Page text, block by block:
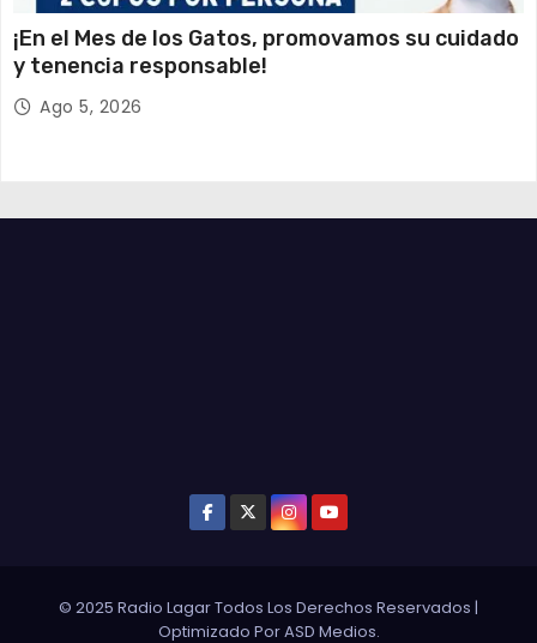
¡En el Mes de los Gatos, promovamos su cuidado
y tenencia responsable!
Ago 5, 2026
© 2025 Radio Lagar Todos Los Derechos Reservados |
Optimizado PorASD Medios.